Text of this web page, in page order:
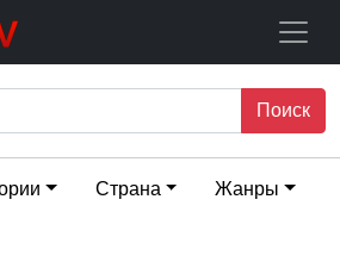
Поиск
Страна Жанры